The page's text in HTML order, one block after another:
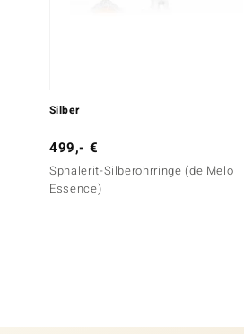
Silber
499,- €
Sphalerit-Silberohrringe (de Melo
Essence)